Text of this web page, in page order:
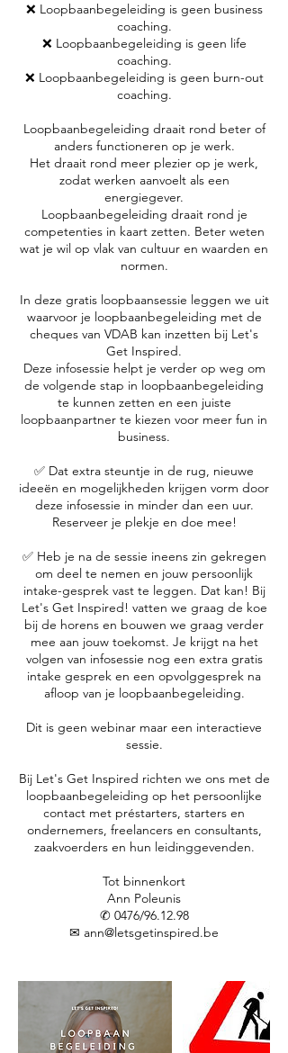
❌ Loopbaanbegeleiding is geen business
coaching.
❌ Loopbaanbegeleiding is geen life
coaching.
❌ Loopbaanbegeleiding is geen burn-out
coaching.
Loopbaanbegeleiding draait rond beter of
anders functioneren op je werk.
Het draait rond meer plezier op je werk,
zodat werken aanvoelt als een
energiegever.
Loopbaanbegeleiding draait rond je
competenties in kaart zetten. Beter weten
wat je wil op vlak van cultuur en waarden en
normen.
In deze gratis loopbaansessie leggen we uit
waarvoor je loopbaanbegeleiding met de
cheques van VDAB kan inzetten bij Let's
Get Inspired.
Deze infosessie helpt je verder op weg om
de volgende stap in loopbaanbegeleiding
te kunnen zetten en een juiste
loopbaanpartner te kiezen voor meer fun in
business.
✅ Dat extra steuntje in de rug, nieuwe
ideeën en mogelijkheden krijgen vorm door
deze infosessie in minder dan een uur.
Reserveer je plekje en doe mee!
✅ Heb je na de sessie ineens zin gekregen
om deel te nemen en jouw persoonlijk
intake-gesprek vast te leggen. Dat kan! Bij
Let's Get Inspired! vatten we graag de koe
bij de horens en bouwen we graag verder
mee aan jouw toekomst. Je krijgt na het
volgen van infosessie nog een extra gratis
intake gesprek en een opvolggesprek na
afloop van je loopbaanbegeleiding.
Dit is geen webinar maar een interactieve
sessie.
Bij Let's Get Inspired richten we ons met de
loopbaanbegeleiding op het persoonlijke
contact met préstarters, starters en
ondernemers, freelancers en consultants,
zaakvoerders en hun leidinggevenden.
Tot binnenkort
Ann Poleunis
✆ 0476/96.12.98
✉ ann@letsgetinspired.be